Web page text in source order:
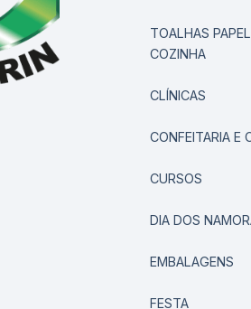
TOALHAS
COZINHA
CLÍNICAS
CONFEITARIA E
CURSOS
DIA DOS
EMBALAGENS
FESTA